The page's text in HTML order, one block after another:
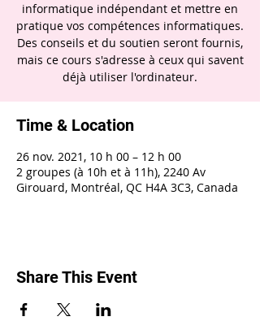
informatique indépendant et mettre en
pratique vos compétences informatiques.
Des conseils et du soutien seront fournis,
mais ce cours s'adresse à ceux qui savent
déjà utiliser l'ordinateur.
Time & Location
26 nov. 2021, 10 h 00 – 12 h 00
2 groupes (à 10h et à 11h), 2240 Av
Girouard, Montréal, QC H4A 3C3, Canada
Share This Event